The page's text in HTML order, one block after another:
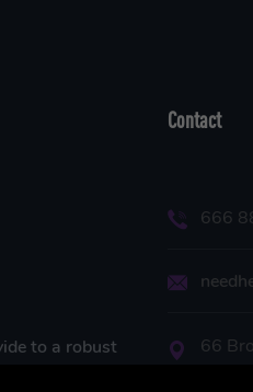
to a robust
Contact
666
66